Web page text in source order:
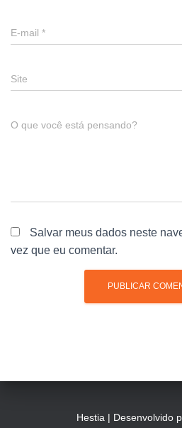
E-mail *
Site
O que você está pensando?
Salvar meus dados neste
vez que eu comentar.
Hestia | Desenvolvido